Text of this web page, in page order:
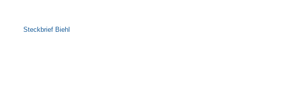
Steckbrief Biehl